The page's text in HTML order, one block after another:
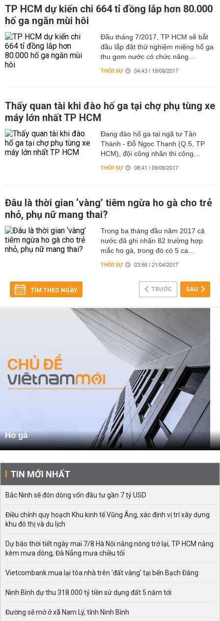
TP HCM dự kiến chi 664 tỉ đồng lắp hơn 80.000
hố ga ngăn mùi hôi
Đầu tháng 7/2017, TP HCM sẽ bắt
đầu lắp đặt thử nghiệm miệng hố ga
thu gom nước có chức năng...
THỜI SỰ 04:43 | 19/06/2017
Thấy quan tài khi đào hố ga tại chợ phụ tùng xe
máy lớn nhất TP HCM
Đang đào hố ga tại ngã tư Tân
Thành - Đỗ Ngọc Thạnh (Q.5, TP
HCM), đội công nhân thi công...
THỜI SỰ 08:41 | 09/06/2017
Đâu là thời gian ‘vàng’ tiêm ngừa ho gà cho trẻ
nhỏ, phụ nữ mang thai?
Trong ba tháng đầu năm 2017 cả
nước đã ghi nhận 82 trường hợp
mắc ho gà, trong đó có 5 ca...
THỜI SỰ 03:56 | 21/04/2017
TÌM THEO NGÀY TRƯỚC SAU
Ho gà
TIN MỚI NHẤT
Bắc Ninh sẽ đón dòng vốn đầu tư gần 7 tỷ USD
Điều chỉnh quy hoạch Khu kinh tế Vũng Áng, xác định vị trí xây dựng
khu đô thị và du lịch
Dự báo thời tiết ngày mai 7/8 Hà Nội nắng nóng trở lại, TP HCM nắng
kèm mưa dông, Đà Nẵng mưa chiều tối
Vietcombank mua lại tòa nhà trên 'đất vàng' tại bến Bạch Đằng
Ninh Bình dự thu 318.000 tỷ tiền sử dụng đất 5 năm tới
Đường sẽ mở ở xã Nam Lý, tỉnh Ninh Bình